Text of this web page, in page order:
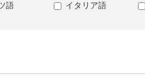
語 イタリア語